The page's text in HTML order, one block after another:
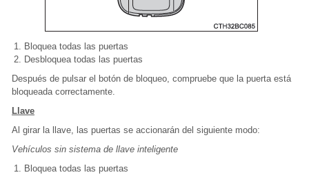
Bloquea todas las puertas
Desbloquea todas las puertas
Después de pulsar el botón de bloqueo, compruebe que la puerta está
bloqueada correctamente.
Llave
Al girar la llave, las puertas se accionarán del siguiente modo:
Vehículos sin sistema de llave inteligente
Bloquea todas las puertas